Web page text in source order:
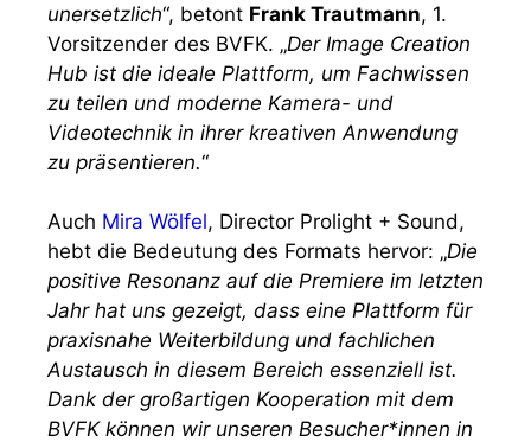
unersetzlich“, betont Frank Trautmann, 1.
Vorsitzender des BVFK. „Der Image Creation
Hub ist die ideale Plattform, um Fachwissen
zu teilen und moderne Kamera- und
Videotechnik in ihrer kreativen Anwendung
zu präsentieren.“
Auch Mira Wölfel, Director Prolight + Sound,
hebt die Bedeutung des Formats hervor: „Die
positive Resonanz auf die Premiere im letzten
Jahr hat uns gezeigt, dass eine Plattform für
praxisnahe Weiterbildung und fachlichen
Austausch in diesem Bereich essenziell ist.
Dank der großartigen Kooperation mit dem
BVFK können wir unseren Besucher*innen in